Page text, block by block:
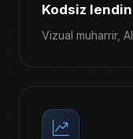
Kodsiz
Vizual muharrir,